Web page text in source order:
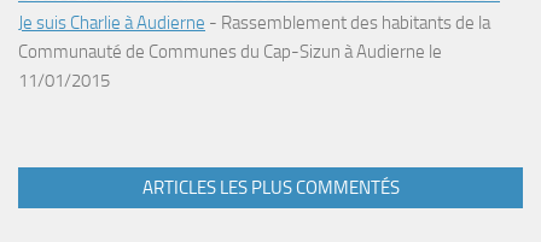
Je suis Charlie à Audierne - Rassemblement des habitants de la
Communauté de Communes du Cap-Sizun à Audierne le
11/01/2015
ARTICLES LES PLUS COMMENTÉS